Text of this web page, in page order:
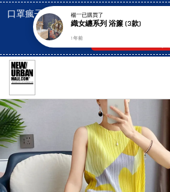
口罩瘋子官網, 放心訂購! 香港澳門信用
市貨到付款也是!
楊***已購買了
織女纏系列 浴簾 (3款)
1 年前